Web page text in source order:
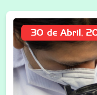
30 de Abril,